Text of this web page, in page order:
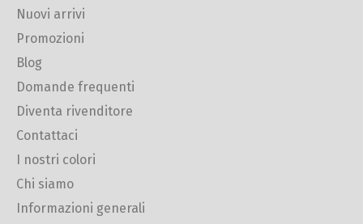
Nuovi arrivi
Promozioni
Blog
Domande frequenti
Diventa rivenditore
Contattaci
I nostri colori
Chi siamo
Informazioni generali